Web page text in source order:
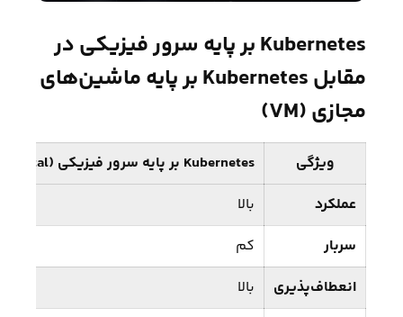
Kubernetes بر پایه سرور فیزیکی در
مقابل Kubernetes بر پایه ماشین‌های
مجازی (VM)
ویژگی
Kubernetes بر پایه سرور فیزیکی (Bare-Metal)
عملکرد
بالا
سربار
کم
انعطاف‌پذیری
بالا